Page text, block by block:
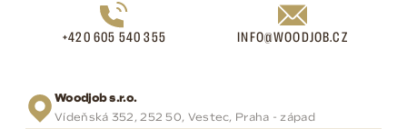
+420 605 540 355 INFO@WOODJOB.CZ
Woodjob s.r.o.
Vídeňská 352, 252 50, Vestec, Praha - západ